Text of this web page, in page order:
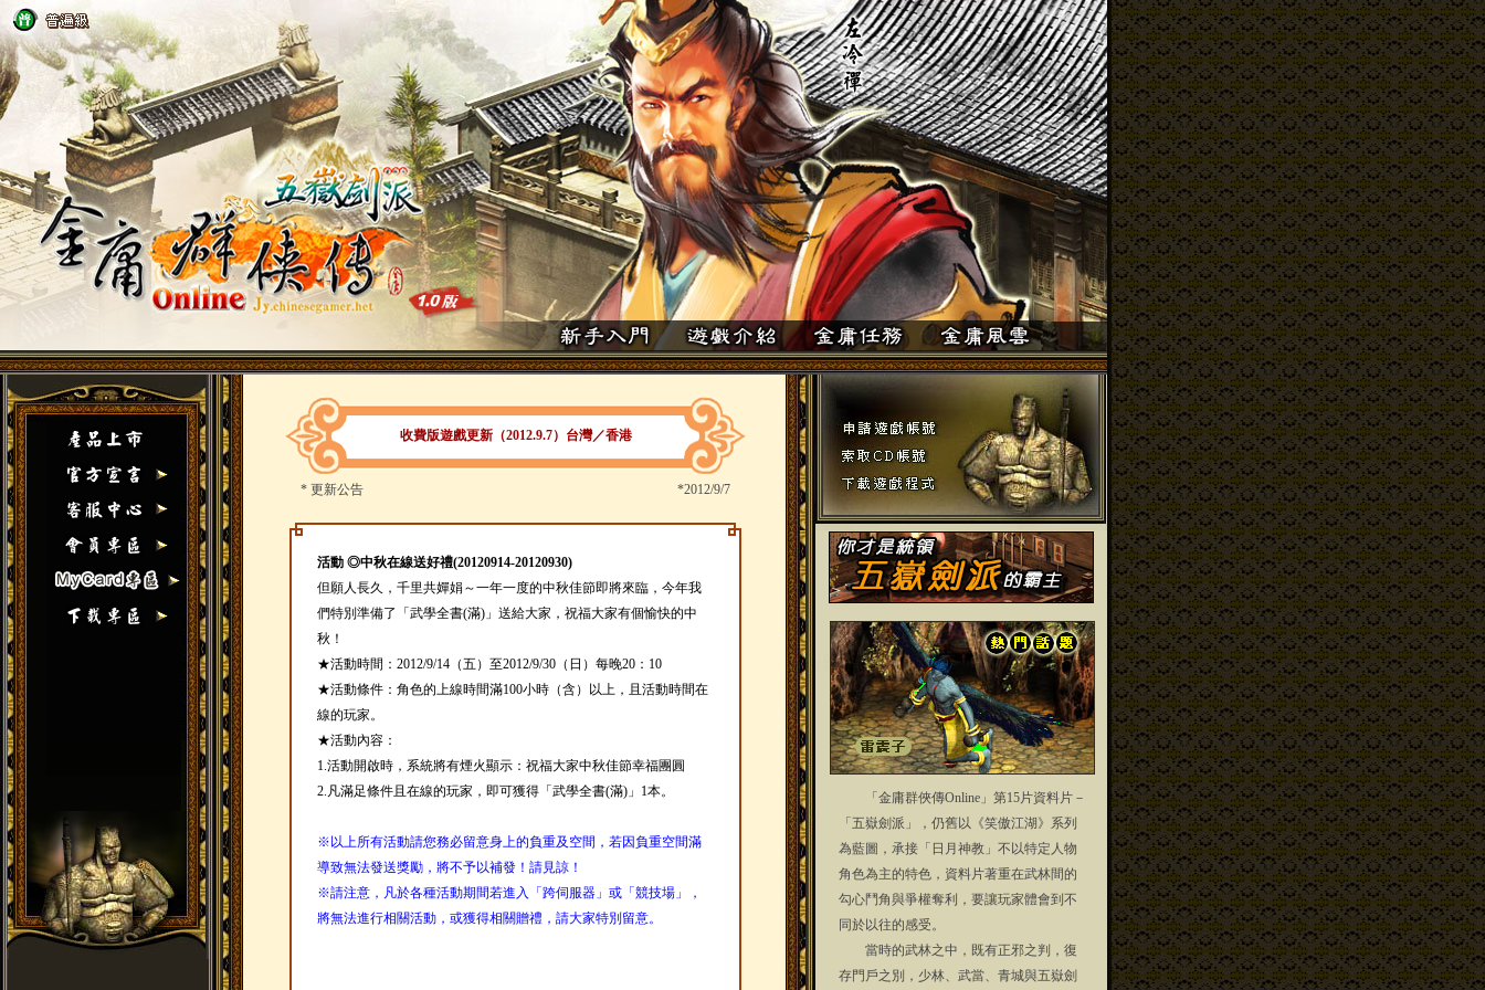
收費版遊戲更新（2012.9.7）台灣／香港
* 更新公告 *2012/9/7
活動 ◎中秋在線送好禮(20120914-20120930)
但願人長久，千里共嬋娟～一年一度的中秋佳節即將來臨，今年我
們特別準備了「武學全書(滿)」送給大家，祝福大家有個愉快的中
秋！
★活動時間：2012/9/14（五）至2012/9/30（日）每晚20：10
★活動條件：角色的上線時間滿100小時（含）以上，且活動時間在
線的玩家。
★活動內容：
1.活動開啟時，系統將有煙火顯示：祝福大家中秋佳節幸福團圓
2.凡滿足條件且在線的玩家，即可獲得「武學全書(滿)」1本。
※以上所有活動請您務必留意身上的負重及空間，若因負重空間滿
導致無法發送獎勵，將不予以補發！請見諒！
※請注意，凡於各種活動期間若進入「跨伺服器」或「競技場」，
將無法進行相關活動，或獲得相關贈禮，請大家特別留意。
「金庸群俠傳Online」第15片資料片－
「五嶽劍派」，仍舊以《笑傲江湖》系列
為藍圖，承接「日月神教」不以特定人物
角色為主的特色，資料片著重在武林間的
勾心鬥角與爭權奪利，要讓玩家體會到不
同於以往的感受。
當時的武林之中，既有正邪之判，復
存門戶之別，少林、武當、青城與五嶽劍